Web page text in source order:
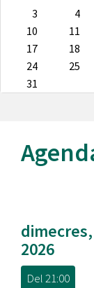
3
4
10
11
17
18
24
25
31
2026
Del21:00